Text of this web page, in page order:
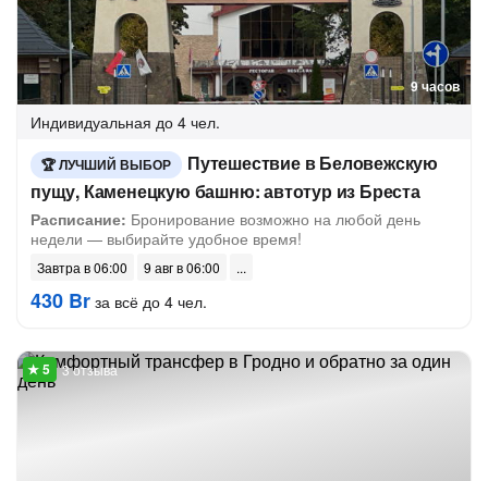
9 часов
Индивидуальная до 4 чел.
ЛУЧШИЙ ВЫБОР
Путешествие в Беловежскую
пущу, Каменецкую башню: автотур из Бреста
Расписание: Бронирование возможно на любой день
недели — выбирайте удобное время!
Завтра в 06:00 9 авг в 06:00
430 Br за всё до 4 чел.
3 отзыва